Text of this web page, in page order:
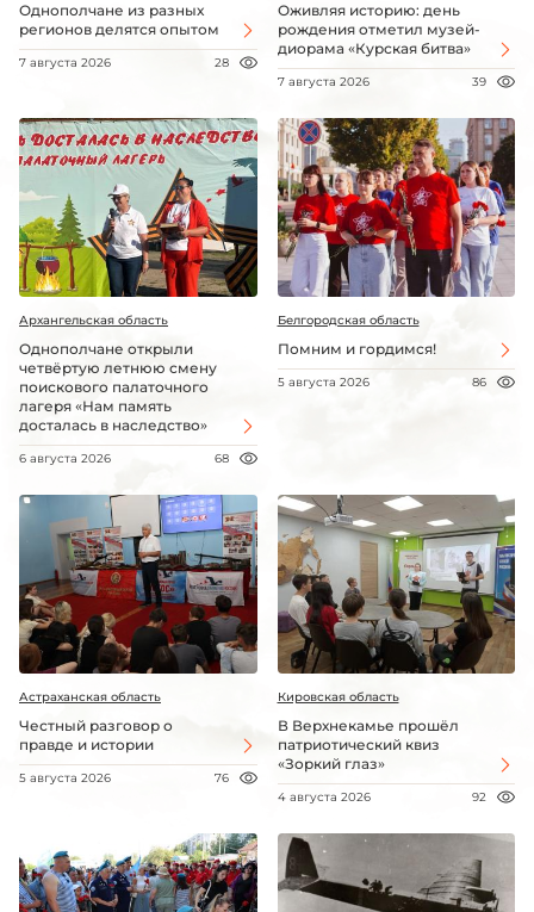
Однополчане из разных
регионов делятся опытом
7 августа 2026 28
Оживляя историю: день
рождения отметил музей-
диорама «Курская битва»
7 августа 2026 39
Архангельская область
Однополчане открыли
четвёртую летнюю смену
поискового палаточного
лагеря «Нам память
досталась в наследство»
6 августа 2026 68
Белгородская область
Помним и гордимся!
5 августа 2026 86
Астраханская область
Честный разговор о
правде и истории
5 августа 2026 76
Кировская область
В Верхнекамье прошёл
патриотический квиз
«Зоркий глаз»
4 августа 2026 92